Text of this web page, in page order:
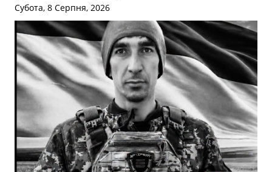
Субота, 8 Серпня, 2026